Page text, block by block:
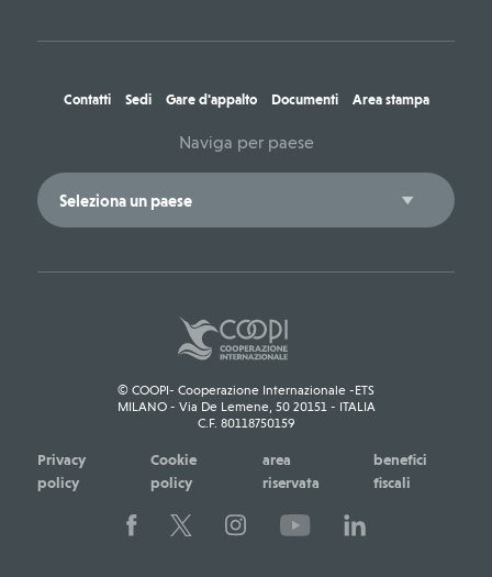
Contatti Sedi Gare d'appalto Documenti Area stampa
Naviga per paese
© COOPI- Cooperazione Internazionale -ETS
MILANO - Via De Lemene, 50 20151 - ITALIA
C.F. 80118750159
Privacy
policy
Cookie
policy
area
riservata
benefici
fiscali